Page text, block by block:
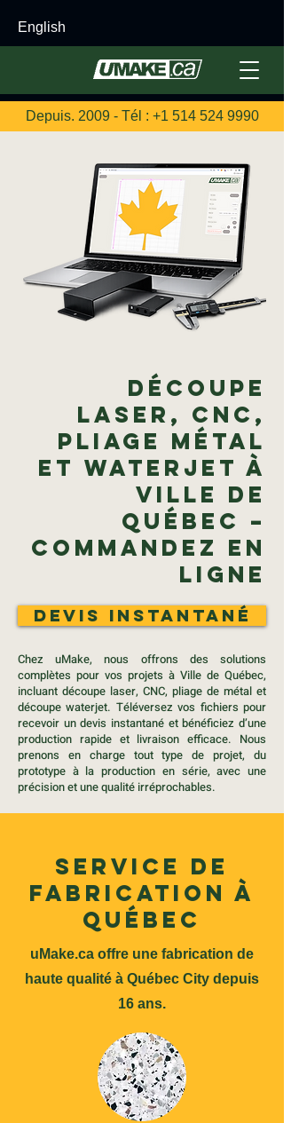
English
Depuis. 2009 - Tél : +1 514 524 9990
Découpe
Laser, CNC,
Pliage Métal
et Waterjet à
Ville de
Québec –
Commandez en
Ligne
Devis instantané
Chez uMake, nous offrons des solutions
complètes pour vos projets à Ville de Québec,
incluant découpe laser, CNC, pliage de métal et
découpe waterjet. Téléversez vos fichiers pour
recevoir un devis instantané et bénéficiez d’une
production rapide et livraison efficace. Nous
prenons en charge tout type de projet, du
prototype à la production en série, avec une
précision et une qualité irréprochables.
Service de
fabrication à
Québec
uMake.ca offre une fabrication de
haute qualité à Québec City depuis
16 ans.